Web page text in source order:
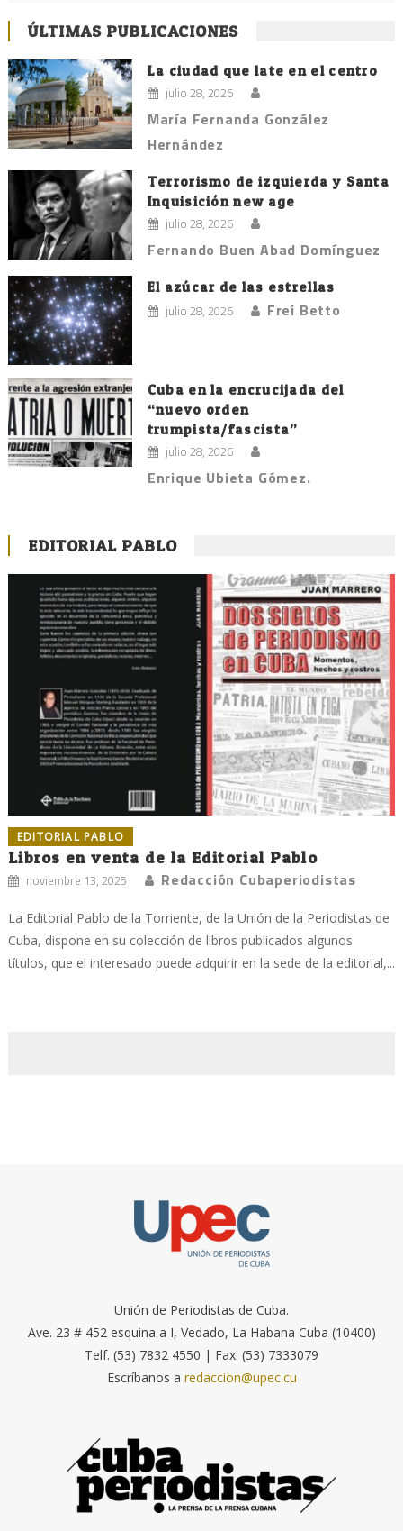
ÚLTIMAS PUBLICACIONES
La ciudad que late en el centro
julio 28, 2026
María Fernanda González
Hernández
Terrorismo de izquierda y Santa
Inquisición new age
julio 28, 2026
Fernando Buen Abad Domínguez
El azúcar de las estrellas
julio 28, 2026 Frei Betto
Cuba en la encrucijada del
“nuevo orden
trumpista/fascista”
julio 28, 2026
Enrique Ubieta Gómez.
EDITORIAL PABLO
EDITORIAL PABLO
Libros en venta de la Editorial Pablo
noviembre 13, 2025 Redacción Cubaperiodistas
La Editorial Pablo de la Torriente, de la Unión de la Periodistas de
Cuba, dispone en su colección de libros publicados algunos
títulos, que el interesado puede adquirir en la sede de la editorial,...
Unión de Periodistas de Cuba.
Ave. 23 # 452 esquina a I, Vedado, La Habana Cuba (10400)
Telf. (53) 7832 4550 | Fax: (53) 7333079
Escríbanos a redaccion@upec.cu